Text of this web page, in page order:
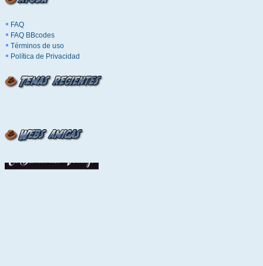
FAQ
FAQ BBcodes
Términos de uso
Política de Privacidad